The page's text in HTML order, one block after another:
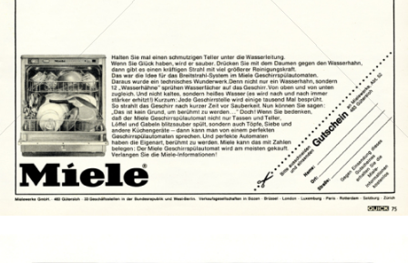
Bild-ID: 14917